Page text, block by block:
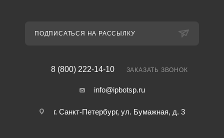
ПОДПИСАТЬСЯ НА РАССЫЛКУ
8 (800) 222-14-10 ЗАКАЗАТЬ ЗВОНОК
info@ipbotsp.ru
г. Санкт-Петербург, ул. Бумажная, д. 3